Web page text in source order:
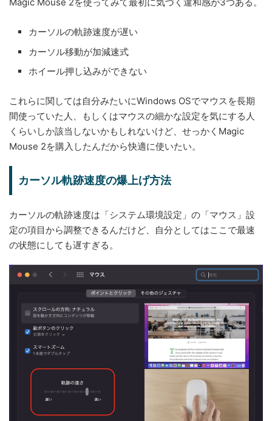
Magic Mouse 2を使ってみて最初に気づく違和感が3つある。
カーソルの軌跡速度が遅い
カーソル移動が加減速式
ホイール押し込みができない
これらに関しては自分みたいにWindows OSでマウスを長期
間使っていた人、もしくはマウスの細かな設定を気にする人
くらいしか該当しないかもしれないけど、せっかくMagic
Mouse 2を購入したんだから快適に使いたい。
カーソル軌跡速度の爆上げ方法
カーソルの軌跡速度は「システム環境設定」の「マウス」設
定の項目から調整できるんだけど、自分としてはここで最速
の状態にしても遅すぎる。